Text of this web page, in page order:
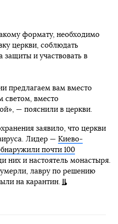
формату, необходимо
церкви, соблюдать
защиты и участвовать в
предлагаем вам вместо
светом, вместо
— пояснили в церкви.
заявило, что церкви
Лидер — Киево-
почти 100
них и настоятель монастыря.
лавру по решению
на карантин.